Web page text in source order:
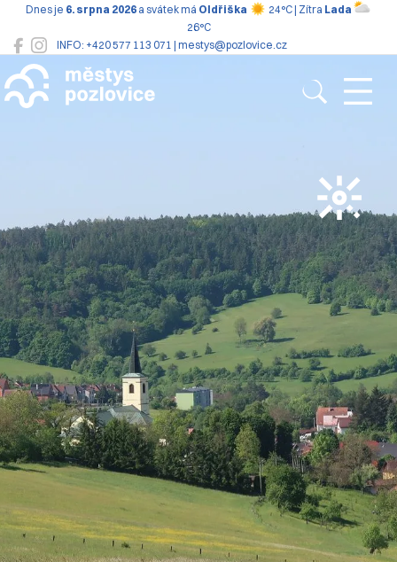
INFO: +420 577 113 071 | mestys@pozlovice.cz
Dnes je 6. srpna 2026 a svátek má Oldřiška 24°C | Zítra Lada
26°C
Pozlovice